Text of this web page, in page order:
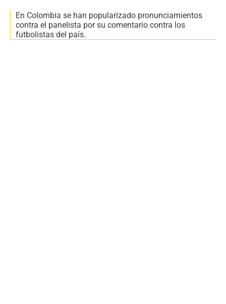
En Colombia se han popularizado pronunciamientos
contra el panelista por su comentario contra los
futbolistas del país.